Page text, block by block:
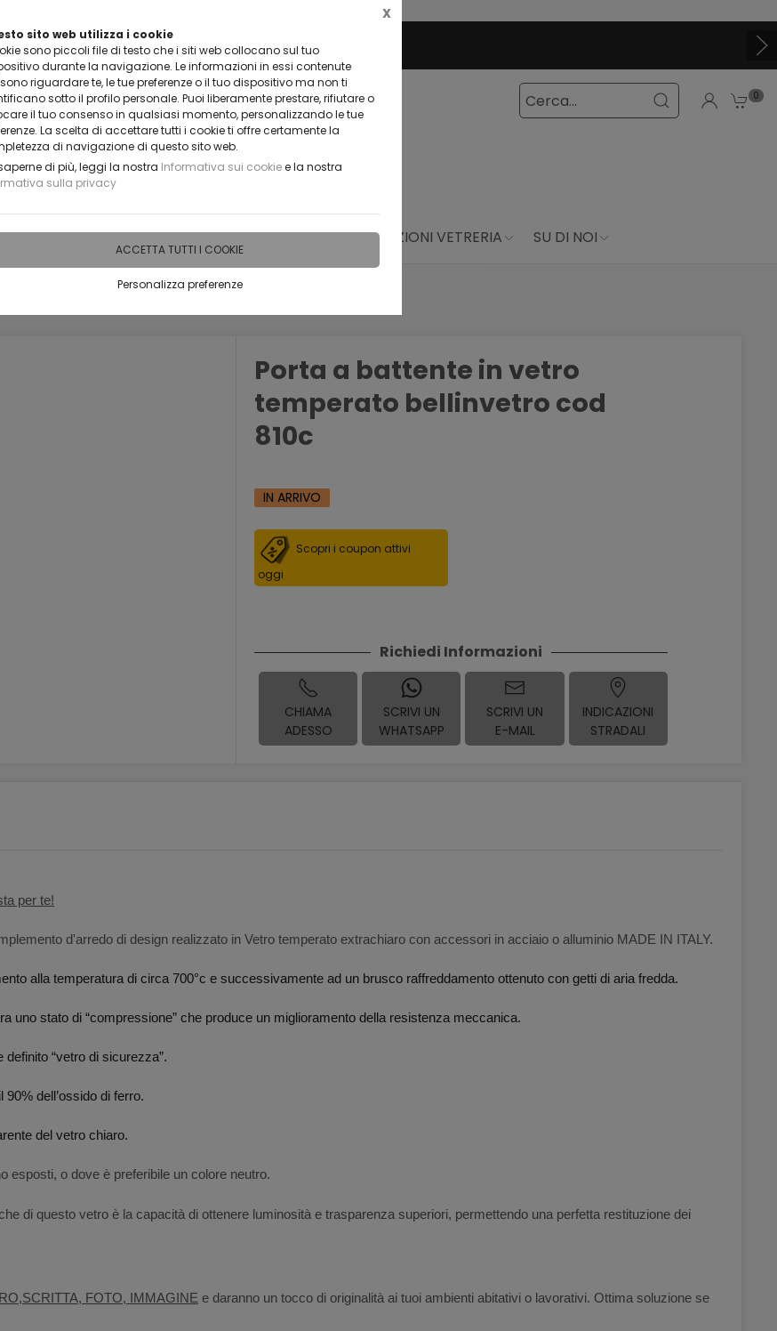
sito web utilizza i cookie
sono piccoli file di testo che i siti web collocano sul tuo
durante la navigazione. Le informazioni in essi contenute
riguardare te, le tue preferenze o il tuo dispositivo ma non ti
sotto il profilo personale. Puoi liberamente prestare, rifiutare o
il tuo consenso in qualsiasi momento, personalizzando le tue
La scelta di accettare tutti i cookie ti offre certamente la
di navigazione di questo sito web.
di più, leggi la nostra Informativa sui cookiee la nostra
sulla privacy
ACCETTA TUTTI I COOKIE
Personalizza preferenze
X
DIVENTARE UN NOSTRO RIVENDITORE?
CONTATTACI
0
PERSONALIZZABILI RECENSIONI HORECA PRODUZIONI VETRERIA SU DI NOI
Porta a battente in vetro
temperato bellinvetro cod
810c
IN ARRIVO
Scopri i coupon attivi
oggi
Richiedi Informazioni
CHIAMA
ADESSO
SCRIVI UN
WHATSAPP
SCRIVI UN
E-MAIL
INDICAZIONI
STRADALI
per te!
d'arredo di design realizzato in Vetro temperato extrachiaro con accessori in acciaio o alluminio MADE IN ITALY.
alla temperatura di circa 700°c e successivamente ad un brusco raffreddamento ottenuto con getti di aria fredda.
uno stato di “compressione” che produce un miglioramento della resistenza meccanica.
“vetro di sicurezza”.
dell’ossido di ferro.
del vetro chiaro.
esposti, o dove è preferibile un colore neutro.
di questo vetro è la capacità di ottenere luminosità e trasparenza superiori, permettendo una perfetta restituzione dei
FOTO, IMMAGINE e daranno un tocco di originalità ai tuoi ambienti abitativi o lavorativi. Ottima soluzione se